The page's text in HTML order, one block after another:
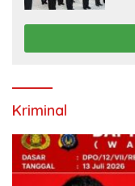
Kriminal